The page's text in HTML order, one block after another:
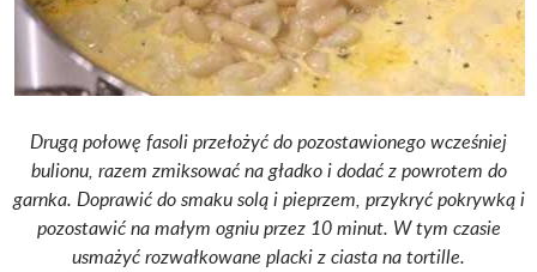
Drugą połowę fasoli przełożyć do pozostawionego wcześniej
bulionu, razem zmiksować na gładko i dodać z powrotem do
garnka. Doprawić do smaku solą i pieprzem, przykryć pokrywką i
pozostawić na małym ogniu przez 10 minut. W tym czasie
usmażyć rozwałkowane placki z ciasta na tortille.